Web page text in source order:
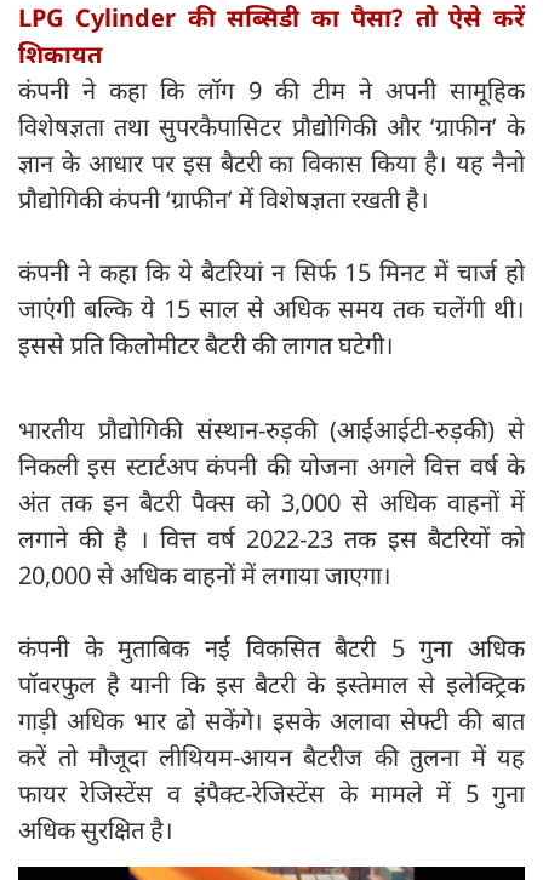
LPG Cylinder की सब्सिडी का पैसा? तो ऐसे करें
शिकायत
कंपनी ने कहा कि लॉग 9 की टीम ने अपनी सामूहिक
विशेषज्ञता तथा सुपरकैपासिटर प्रौद्योगिकी और ‘ग्राफीन’ के
ज्ञान के आधार पर इस बैटरी का विकास किया है। यह नैनो
प्रौद्योगिकी कंपनी ‘ग्राफीन’ में विशेषज्ञता रखती है।
कंपनी ने कहा कि ये बैटरियां न सिर्फ 15 मिनट में चार्ज हो
जाएंगी बल्कि ये 15 साल से अधिक समय तक चलेंगी थी।
इससे प्रति किलोमीटर बैटरी की लागत घटेगी।
भारतीय प्रौद्योगिकी संस्थान-रुड़की (आईआईटी-रुड़की) से
निकली इस स्टार्टअप कंपनी की योजना अगले वित्त वर्ष के
अंत तक इन बैटरी पैक्स को 3,000 से अधिक वाहनों में
लगाने की है । वित्त वर्ष 2022-23 तक इस बैटरियों को
20,000 से अधिक वाहनों में लगाया जाएगा।
कंपनी के मुताबिक नई विकसित बैटरी 5 गुना अधिक
पॉवरफुल है यानी कि इस बैटरी के इस्तेमाल से इलेक्ट्रिक
गाड़ी अधिक भार ढो सकेंगे। इसके अलावा सेफ्टी की बात
करें तो मौजूदा लीथियम-आयन बैटरीज की तुलना में यह
फायर रेजिस्टेंस व इंपैक्ट-रेजिस्टेंस के मामले में 5 गुना
अधिक सुरक्षित है।